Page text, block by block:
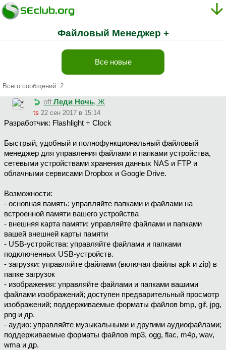
Файловый Менеджер +
Все новые
Всего сообщений: 2
off Леди Ночь, Ж
ts 22 сен 2017 в 15:14
Разработчик: Flashlight + Clock
Быстрый, удобный и полнофункциональный файловый
менеджер для управления файлами и папками устройства,
сетевыми устройствами хранения данных NAS и FTP и
облачными сервисами Dropbox и Google Drive.
Возможности:
- основная память: управляйте папками и файлами на
встроенной памяти вашего устройства
- внешняя карта памяти: управляйте файлами и папками
вашей внешней карты памяти
- USB-устройства: управляйте файлами и папками
подключенных USB-устройств.
- загрузки: управляйте файлами (включая файлы apk и zip) в
папке загрузок
- изображения: управляйте файлами и папками вашими
файлами изображений; доступен предварительный просмотр
изображений; поддерживаемые форматы файлов bmp, gif, jpg,
png и др.
- аудио: управляйте музыкальными и другими аудиофайлами;
поддерживаемые форматы файлов mp3, ogg, flac, m4p, wav,
wma и др.